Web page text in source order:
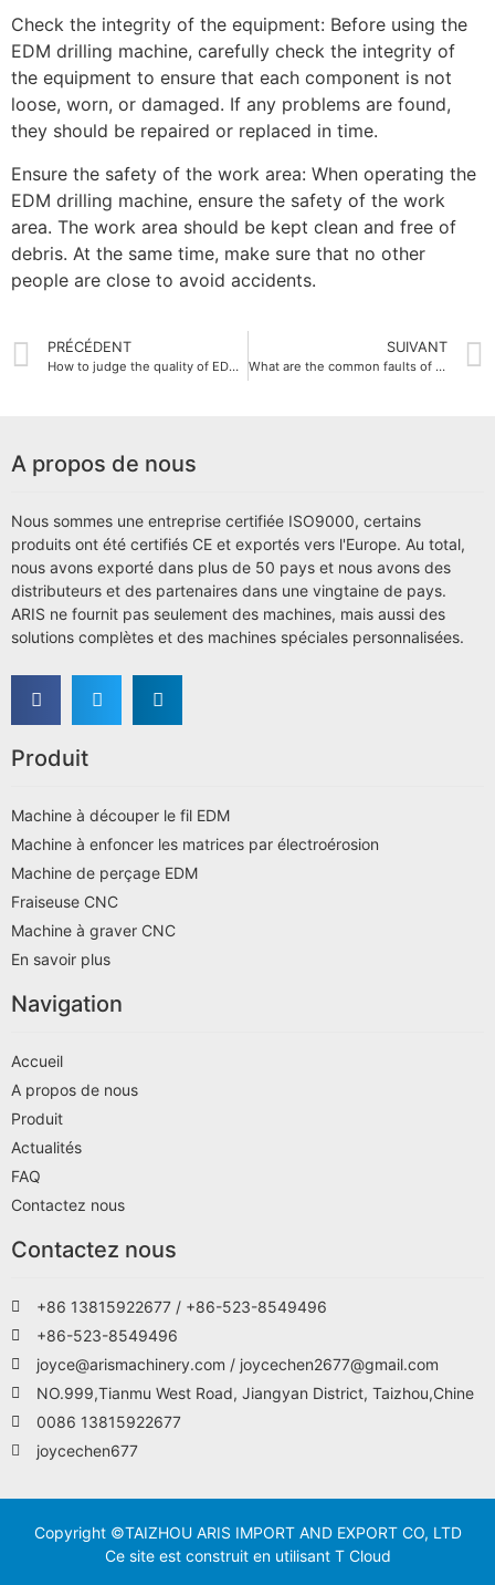
Check the integrity of the equipment: Before using the
EDM drilling machine, carefully check the integrity of
the equipment to ensure that each component is not
loose, worn, or damaged. If any problems are found,
they should be repaired or replaced in time.
Ensure the safety of the work area: When operating the
EDM drilling machine, ensure the safety of the work
area. The work area should be kept clean and free of
debris. At the same time, make sure that no other
people are close to avoid accidents.
PRÉCÉDENT
How to judge the quality of EDM drilling machine
SUIVANT
What are the common faults of EDM drilling machines?
A propos de nous
Nous sommes une entreprise certifiée ISO9000, certains
produits ont été certifiés CE et exportés vers l'Europe. Au total,
nous avons exporté dans plus de 50 pays et nous avons des
distributeurs et des partenaires dans une vingtaine de pays.
ARIS ne fournit pas seulement des machines, mais aussi des
solutions complètes et des machines spéciales personnalisées.
Produit
Machine à découper le fil EDM
Machine à enfoncer les matrices par électroérosion
Machine de perçage EDM
Fraiseuse CNC
Machine à graver CNC
En savoir plus
Navigation
Accueil
A propos de nous
Produit
Actualités
FAQ
Contactez nous
Contactez nous
+86 13815922677 / +86-523-8549496
+86-523-8549496
joyce@arismachinery.com / joycechen2677@gmail.com
NO.999,Tianmu West Road, Jiangyan District, Taizhou,Chine
0086 13815922677
joycechen677
Copyright ©TAIZHOU ARIS IMPORT AND EXPORT CO, LTD
Ce site est construit en utilisant T Cloud